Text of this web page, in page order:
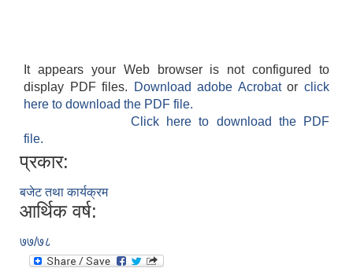
It appears your Web browser is not configured to
display PDF files.
Download adobe Acrobatorclick
here to download the PDF file.
Click here to download the PDF
file.
प्रकार:
बजेट तथा कार्यक्रम
आर्थिक वर्ष:
७७/७८